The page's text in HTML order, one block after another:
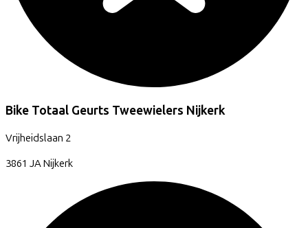
Bike Totaal Geurts Tweewielers Nijkerk
Vrijheidslaan 2
3861 JANijkerk